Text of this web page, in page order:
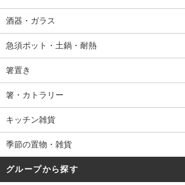
酒器・ガラス
急須ポット・土鍋・耐熱
箸置き
箸・カトラリー
キッチン雑貨
季節の置物・雑貨
グループから探す